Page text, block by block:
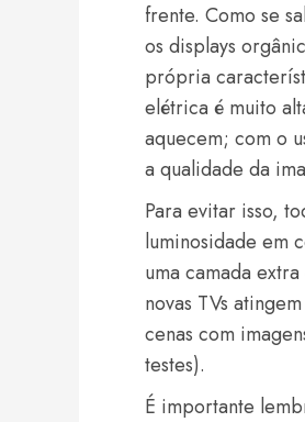
frente. Como se
os displays
própria
elétrica é muito
aquecem; com o
a qualidade da
Para evitar isso,
luminosidade em
uma camada
novas TVs
cenas com
testes).
É importante